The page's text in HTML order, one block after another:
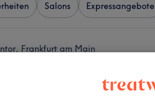
Salons Expressangebote
Frankfurt am Main
Hairy Barbershop